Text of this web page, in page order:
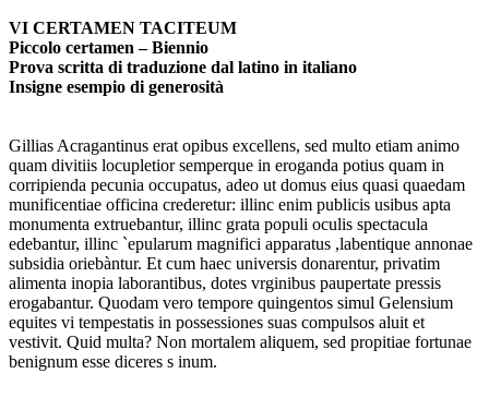
VI CERTAMEN TACITEUM
Piccolo certamen – Biennio
Prova scritta di traduzione dal latino in italiano
Insigne esempio di generosità
Gillias Acragantinus erat opibus excellens, sed multo etiam animo
quam divitiis locupletior semperque in eroganda potius quam in
corripienda pecunia occupatus, adeo ut domus eius quasi quaedam
munificentiae officina crederetur: illinc enim publicis usibus apta
monumenta extruebantur, illinc grata populi oculis spectacula
edebantur, illinc `epularum magnifici apparatus ,labentique annonae
subsidia oriebàntur. Et cum haec universis donarentur, privatim
alimenta inopia laborantibus, dotes vrginibus paupertate pressis
erogabantur. Quodam vero tempore quingentos simul Gelensium
equites vi tempestatis in possessiones suas compulsos aluit et
vestivit. Quid multa? Non mortalem aliquem, sed propitiae fortunae
benignum esse diceres s inum.